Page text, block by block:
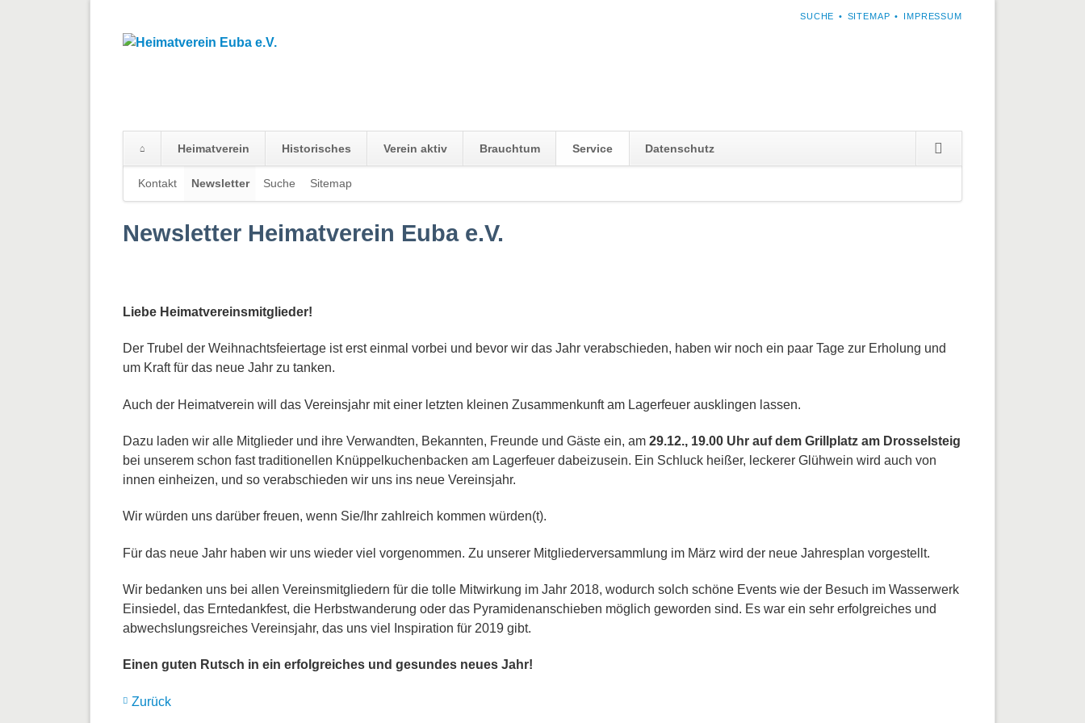
NAVIGATION
SUCHE SITEMAP IMPRESSUM
überspringen
Heimatverein Historisches Verein aktiv Brauchtum Service Datenschutz
überspringen
Kontakt Newsletter Suche Sitemap
Newsletter Heimatverein Euba e.V.
Liebe Heimatvereinsmitglieder!
Der Trubel der Weihnachtsfeiertage ist erst einmal vorbei und bevor wir das Jahr verabschieden, haben wir noch ein paar Tage zur Erholung und
um Kraft für das neue Jahr zu tanken.
Auch der Heimatverein will das Vereinsjahr mit einer letzten kleinen Zusammenkunft am Lagerfeuer ausklingen lassen.
Dazu laden wir alle Mitglieder und ihre Verwandten, Bekannten, Freunde und Gäste ein, am 29.12., 19.00 Uhr auf dem Grillplatz am Drosselsteig
bei unserem schon fast traditionellen Knüppelkuchenbacken am Lagerfeuer dabeizusein. Ein Schluck heißer, leckerer Glühwein wird auch von
innen einheizen, und so verabschieden wir uns ins neue Vereinsjahr.
Wir würden uns darüber freuen, wenn Sie/Ihr zahlreich kommen würden(t).
Für das neue Jahr haben wir uns wieder viel vorgenommen. Zu unserer Mitgliederversammlung im März wird der neue Jahresplan vorgestellt.
Wir bedanken uns bei allen Vereinsmitgliedern für die tolle Mitwirkung im Jahr 2018, wodurch solch schöne Events wie der Besuch im Wasserwerk
Einsiedel, das Erntedankfest, die Herbstwanderung oder das Pyramidenanschieben möglich geworden sind. Es war ein sehr erfolgreiches und
abwechslungsreiches Vereinsjahr, das uns viel Inspiration für 2019 gibt.
Einen guten Rutsch in ein erfolgreiches und gesundes neues Jahr!
Zurück